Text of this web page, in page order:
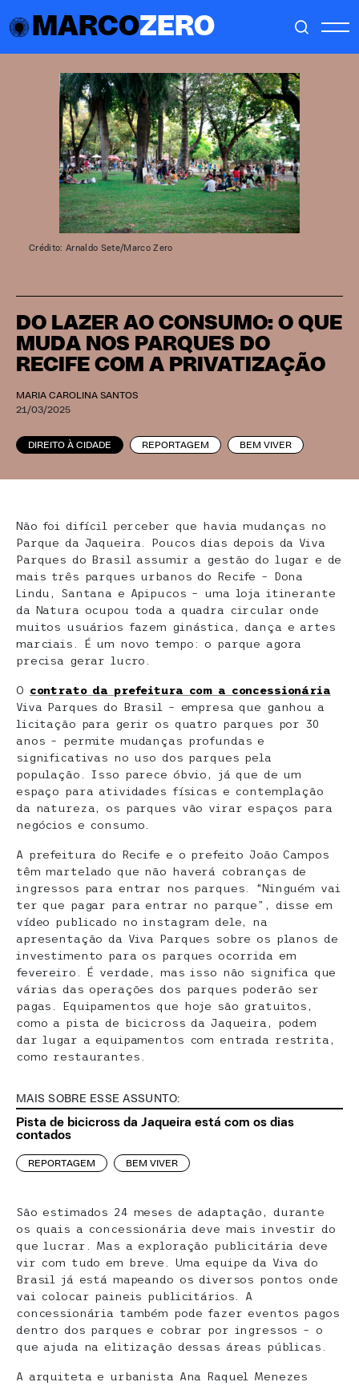
MARCOZERO
DO LAZER AO CONSUMO: O QUE
MUDA NOS PARQUES DO
RECIFE COM A PRIVATIZAÇÃO
MARIA CAROLINA SANTOS
21/03/2025
DIREITO À CIDADE REPORTAGEM BEM VIVER
Crédito: Arnaldo Sete/Marco Zero
Não foi difícil perceber que havia mudanças no
Parque da Jaqueira. Poucos dias depois da Viva
Parques do Brasil assumir a gestão do lugar e de
mais três parques urbanos do Recife – Dona
Lindu, Santana e Apipucos – uma loja itinerante
da Natura ocupou toda a quadra circular onde
muitos usuários fazem ginástica, dança e artes
marciais. É um novo tempo: o parque agora
precisa gerar lucro.
O contrato da prefeitura com a concessionária
Viva Parques do Brasil – empresa que ganhou a
licitação para gerir os quatro parques por 30
anos – permite mudanças profundas e
significativas no uso dos parques pela
população. Isso parece óbvio, já que de um
espaço para atividades físicas e contemplação
da natureza, os parques vão virar espaços para
negócios e consumo.
A prefeitura do Recife e o prefeito João Campos
têm martelado que não haverá cobranças de
ingressos para entrar nos parques. “Ninguém vai
ter que pagar para entrar no parque”, disse em
vídeo publicado no instagram dele, na
apresentação da Viva Parques sobre os planos de
investimento para os parques ocorrida em
fevereiro. É verdade, mas isso não significa que
várias das operações dos parques poderão ser
pagas. Equipamentos que hoje são gratuitos,
como a pista de bicicross da Jaqueira, podem
dar lugar a equipamentos com entrada restrita,
como restaurantes.
MAIS SOBRE ESSE ASSUNTO:
Pista de bicicross da Jaqueira está com os dias
contados
REPORTAGEM BEM VIVER
São estimados 24 meses de adaptação, durante
os quais a concessionária deve mais investir do
que lucrar. Mas a exploração publicitária deve
vir com tudo em breve. Uma equipe da Viva do
Brasil já está mapeando os diversos pontos onde
vai colocar paineis publicitários. A
concessionária também pode fazer eventos pagos
dentro dos parques e cobrar por ingressos – o
que ajuda na elitização dessas áreas públicas.
A arquiteta e urbanista Ana Raquel Menezes